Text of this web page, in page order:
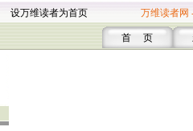
设万维读者为首页 万维读者网
首 页